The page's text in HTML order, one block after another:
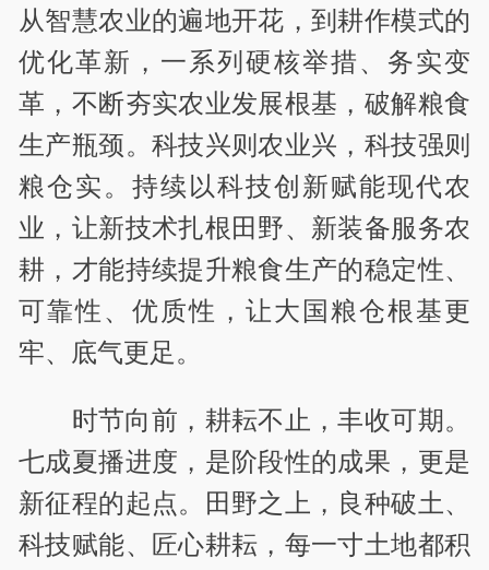
从智慧农业的遍地开花，到耕作模式的
优化革新，一系列硬核举措、务实变
革，不断夯实农业发展根基，破解粮食
生产瓶颈。科技兴则农业兴，科技强则
粮仓实。持续以科技创新赋能现代农
业，让新技术扎根田野、新装备服务农
耕，才能持续提升粮食生产的稳定性、
可靠性、优质性，让大国粮仓根基更
牢、底气更足。
时节向前，耕耘不止，丰收可期。
七成夏播进度，是阶段性的成果，更是
新征程的起点。田野之上，良种破土、
科技赋能、匠心耕耘，每一寸土地都积